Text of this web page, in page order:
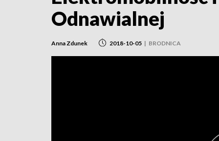
Odnawialnej
Anna Zdunek 2018-10-05 | BRODNICA